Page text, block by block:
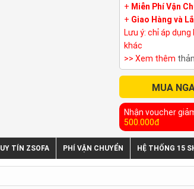
+ Miễn Phí Vận
+ Giao Hàng và
Lưu ý: chỉ áp
khác
>> Xem thêm
MUA
Nhận voucher
500.000đ
UY TÍN ZSOFA PHÍ VẬN CHUYỂN HỆ THỐNG 15